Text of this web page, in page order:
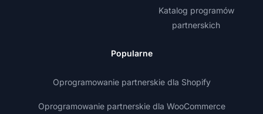
Katalog programów
partnerskich
Popularne
Oprogramowanie partnerskie dla Shopify
Oprogramowanie partnerskie dla WooCommerce